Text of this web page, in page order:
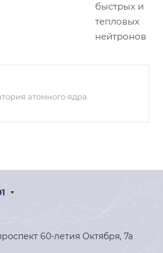
быстрых и
тепловых
нейтронов
атомного ядра
60-летия Октября, 7а